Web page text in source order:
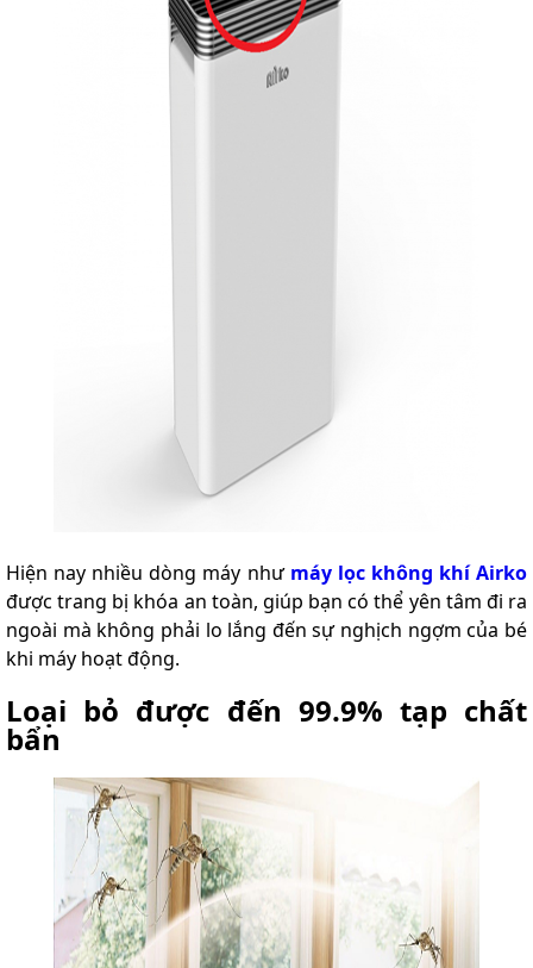
Hiện nay nhiều dòng máy như máy lọc không khí Airko
được trang bị khóa an toàn, giúp bạn có thể yên tâm đi ra
ngoài mà không phải lo lắng đến sự nghịch ngợm của bé
khi máy hoạt động.
Loại bỏ được đến 99.9% tạp chất
bẩn